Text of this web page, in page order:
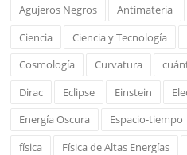
Agujeros Negros Antimateria
Ciencia
Ciencia y Tecnología
Cosmología
Curvatura
Dirac
Eclipse Einstein
Energía Oscura
Espacio-tiempo
física
Física de Altas Energías